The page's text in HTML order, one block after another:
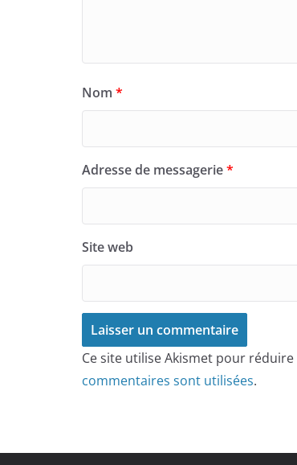
Nom *
Adresse de messagerie*
Site web
Ce site utilise Akismet pour
commentaires sont utilisées.